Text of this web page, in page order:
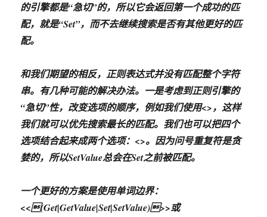
的引擎都是“急切”的，所以它会返回第一个成功的匹
配，就是“Set”，而不去继续搜索是否有其他更好的匹
配。
和我们期望的相反，正则表达式并没有匹配整个字符
串。有几种可能的解决办法。一是考虑到正则引擎的
“急切”性，改变选项的顺序，例如我们使用<>，这样
我们就可以优先搜索最长的匹配。我们也可以把四个
选项结合起来成两个选项：<>。因为问号重复符是贪
婪的，所以SetValue总会在Set之前被匹配。
一个更好的方案是使用单词边界：
<<(Get|GetValue|Set|SetValue)>>或